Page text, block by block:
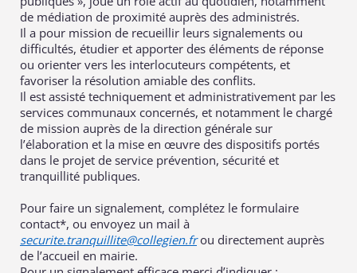
de médiation de proximité auprès des administrés.
Il a pour mission de recueillir leurs signalements ou
difficultés, étudier et apporter des éléments de réponse
ou orienter vers les interlocuteurs compétents, et
favoriser la résolution amiable des conflits.
Il est assisté techniquement et administrativement par les
services communaux concernés, et notamment le chargé
de mission auprès de la direction générale sur
l’élaboration et la mise en œuvre des dispositifs portés
dans le projet de service prévention, sécurité et
tranquillité publiques.
Pour faire un signalement, complétez le formulaire
contact*, ou envoyez un mail à
securite.tranquillite@collegien.frou directement auprès
de l’accueil en mairie.